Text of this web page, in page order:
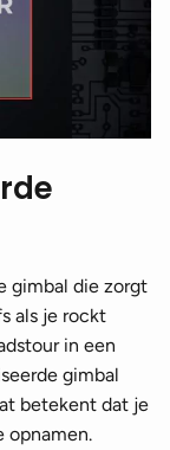
gimbal die zorgt
als je rockt
in een
gimbal
betekent dat je
opnamen.